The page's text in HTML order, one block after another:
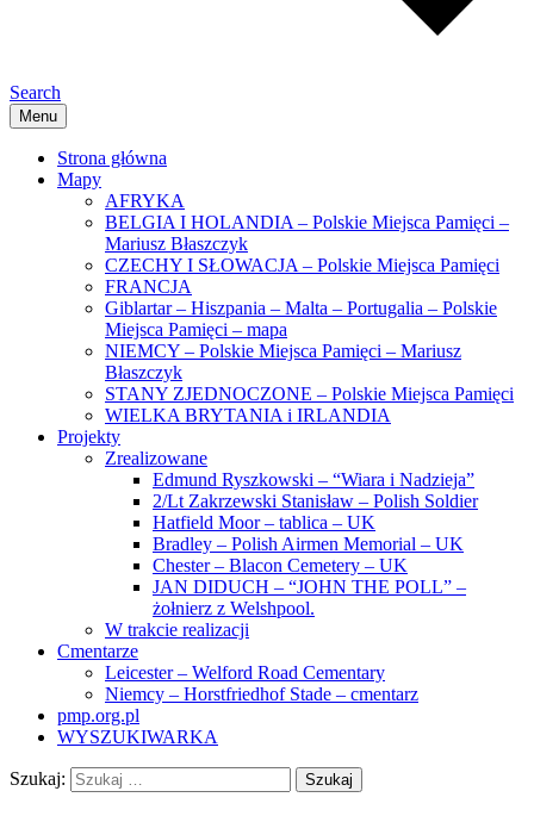
Search
Menu
Strona główna
Mapy
AFRYKA
BELGIA I HOLANDIA – Polskie Miejsca Pamięci –
Mariusz Błaszczyk
CZECHY I SŁOWACJA – Polskie Miejsca Pamięci
FRANCJA
Giblartar – Hiszpania – Malta – Portugalia – Polskie
Miejsca Pamięci – mapa
NIEMCY – Polskie Miejsca Pamięci – Mariusz
Błaszczyk
STANY ZJEDNOCZONE – Polskie Miejsca Pamięci
WIELKA BRYTANIA i IRLANDIA
Projekty
Zrealizowane
Edmund Ryszkowski – “Wiara i Nadzieja”
2/Lt Zakrzewski Stanisław – Polish Soldier
Hatfield Moor – tablica – UK
Bradley – Polish Airmen Memorial – UK
Chester – Blacon Cemetery – UK
JAN DIDUCH – “JOHN THE POLL” –
żołnierz z Welshpool.
W trakcie realizacji
Cmentarze
Leicester – Welford Road Cementary
Niemcy – Horstfriedhof Stade – cmentarz
pmp.org.pl
WYSZUKIWARKA
Szukaj: